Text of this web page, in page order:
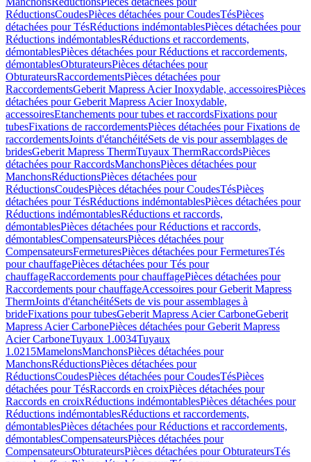
RéductionsCoudesPièces détachées pour CoudesTésPièces
détachées pour TésRéductions indémontablesPièces détachées pour
Réductions indémontablesRéductions et raccordements,
démontablesPièces détachées pour Réductions et raccordements,
démontablesObturateursPièces détachées pour
ObturateursRaccordementsPièces détachées pour
RaccordementsGeberit Mapress Acier Inoxydable, accessoiresPièces
détachées pour Geberit Mapress Acier Inoxydable,
accessoiresEtanchements pour tubes et raccordsFixations pour
tubesFixations de raccordementsPièces détachées pour Fixations de
raccordementsJoints d'étanchéitéSets de vis pour assemblages de
bridesGeberit Mapress ThermTuyaux ThermRaccordsPièces
détachées pour RaccordsManchonsPièces détachées pour
ManchonsRéductionsPièces détachées pour
RéductionsCoudesPièces détachées pour CoudesTésPièces
détachées pour TésRéductions indémontablesPièces détachées pour
Réductions indémontablesRéductions et raccords,
démontablesPièces détachées pour Réductions et raccords,
démontablesCompensateursPièces détachées pour
CompensateursFermeturesPièces détachées pour FermeturesTés
pour chauffagePièces détachées pour Tés pour
chauffageRaccordements pour chauffagePièces détachées pour
Raccordements pour chauffageAccessoires pour Geberit Mapress
ThermJoints d'étanchéitéSets de vis pour assemblages à
brideFixations pour tubesGeberit Mapress Acier CarboneGeberit
Mapress Acier CarbonePièces détachées pour Geberit Mapress
Acier CarboneTuyaux 1.0034Tuyaux
1.0215MamelonsManchonsPièces détachées pour
ManchonsRéductionsPièces détachées pour
RéductionsCoudesPièces détachées pour CoudesTésPièces
détachées pour TésRaccords en croixPièces détachées pour
Raccords en croixRéductions indémontablesPièces détachées pour
Réductions indémontablesRéductions et raccordements,
démontablesPièces détachées pour Réductions et raccordements,
démontablesCompensateursPièces détachées pour
CompensateursObturateursPièces détachées pour ObturateursTés